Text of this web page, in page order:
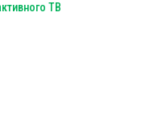
ТВ